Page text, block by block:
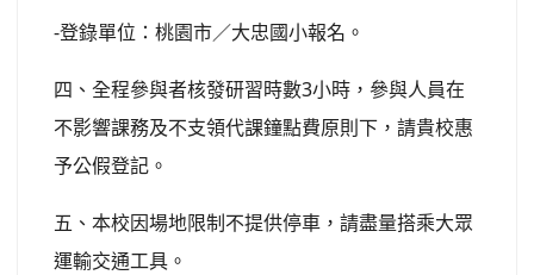
-登錄單位：桃園市／大忠國小報名。
四、全程參與者核發研習時數3小時，參與人員在
不影響課務及不支領代課鐘點費原則下，請貴校惠
予公假登記。
五、本校因場地限制不提供停車，請盡量搭乘大眾
運輸交通工具。